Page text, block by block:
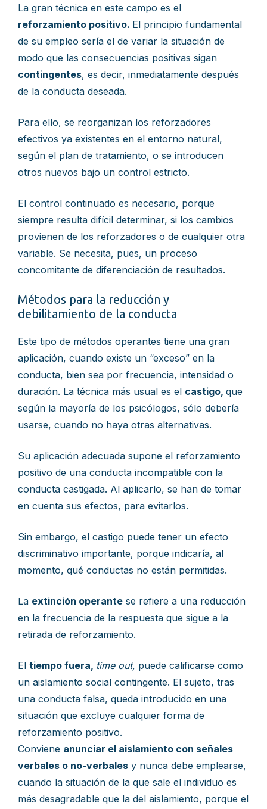
La gran técnica en este campo es el
reforzamiento positivo. El principio fundamental
de su empleo sería el de variar la situación de
modo que las consecuencias positivas sigan
contingentes, es decir, inmediatamente después
de la conducta deseada.
Para ello, se reorganizan los reforzadores
efectivos ya existentes en el entorno natural,
según el plan de tratamiento, o se introducen
otros nuevos bajo un control estricto.
El control continuado es necesario, porque
siempre resulta difícil determinar, si los cambios
provienen de los reforzadores o de cualquier otra
variable. Se necesita, pues, un proceso
concomitante de diferenciación de resultados.
Métodos para la reducción y
debilitamiento de la conducta
Este tipo de métodos operantes tiene una gran
aplicación, cuando existe un “exceso” en la
conducta, bien sea por frecuencia, intensidad o
duración. La técnica más usual es el castigo, que
según la mayoría de los psicólogos, sólo debería
usarse, cuando no haya otras alternativas.
Su aplicación adecuada supone el reforzamiento
positivo de una conducta incompatible con la
conducta castigada. Al aplicarlo, se han de tomar
en cuenta sus efectos, para evitarlos.
Sin embargo, el castigo puede tener un efecto
discriminativo importante, porque indicaría, al
momento, qué conductas no están permitidas.
La extinción operante se refiere a una reducción
en la frecuencia de la respuesta que sigue a la
retirada de reforzamiento.
El tiempo fuera, time out, puede calificarse como
un aislamiento social contingente. El sujeto, tras
una conducta falsa, queda introducido en una
situación que excluye cualquier forma de
reforzamiento positivo.
Conviene anunciar el aislamiento con señales
verbales o no-verbales y nunca debe emplearse,
cuando la situación de la que sale el individuo es
más desagradable que la del aislamiento, porque el